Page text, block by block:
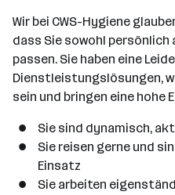
Wir bei CWS-Hygiene
dass Sie sowohl persönlich
passen. Sie haben eine
Dienstleistungslösungen,
sein und bringen eine
Sie sind dynamisch,
Sie reisen gerne und
Einsatz
Sie arbeiten